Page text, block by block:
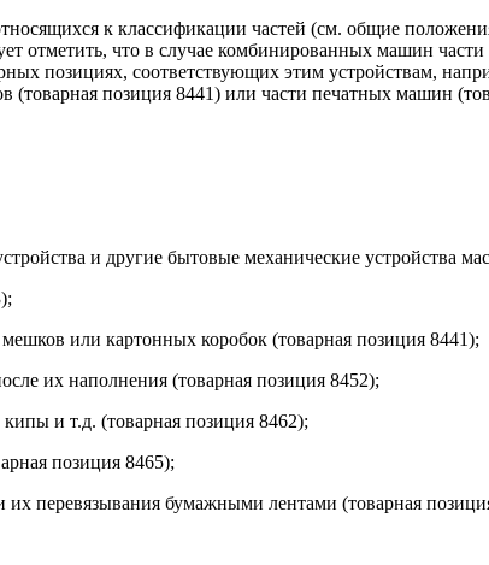
к классификации частей (см. общие
отметить, что в случае комбинированных машин
позициях, соответствующих этим устройствам,
позиция 8441) или части печатных машин
и другие бытовые механические устройства
или картонных коробок (товарная позиция 8441);
их наполнения (товарная позиция 8452);
и т.д. (товарная позиция 8462);
позиция 8465);
перевязывания бумажными лентами (товарная